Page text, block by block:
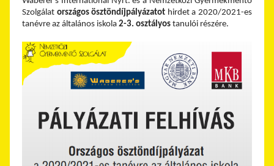
Szolgálat országos ösztöndíjpályázatot hirdet a 2020/2021-es
tanévre az általános iskola 2-3. osztályos tanulói részére.